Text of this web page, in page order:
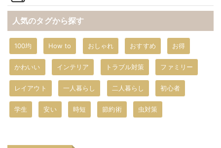
人気のタグから探す
100均 How to おしゃれ おすすめ お得
かわいい インテリア トラブル対策 ファミリー
レイアウト 一人暮らし 二人暮らし 初心者
学生 安い 時短 節約術 虫対策